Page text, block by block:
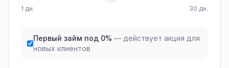
1 дн. 30 дн.
Первый займ под 0% — действует акция для
новых клиентов